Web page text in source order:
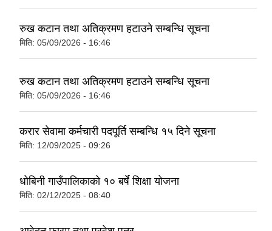
रुख कटान तथा अतिक्रमण हटाउने सम्बन्धि सूचना
मिति: 05/09/2026 - 16:46
रुख कटान तथा अतिक्रमण हटाउने सम्बन्धि सूचना
मिति: 05/09/2026 - 16:46
करार सेवामा कर्मचारी पदपूर्ति सम्बन्धि १५ दिने सूचना
मिति: 12/09/2025 - 09:26
धोबिनी गाउँपालिकाको १० बर्षे शिक्षा योजना
मिति: 02/12/2025 - 08:40